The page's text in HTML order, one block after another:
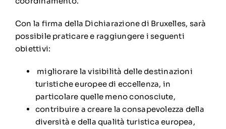
Con la firma della Dichiarazione di Bruxelles, sarà
possibile praticare e raggiungere i seguenti
obiettivi:
migliorare la visibilità delle destinazioni
turistiche europee di eccellenza, in
particolare quelle meno conosciute,
contribuire a creare la consapevolezza della
diversità e della qualità turistica europea,